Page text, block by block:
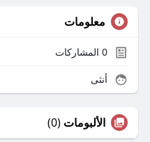
معلومات
0المشاركات
أنثى
الألبومات (0)